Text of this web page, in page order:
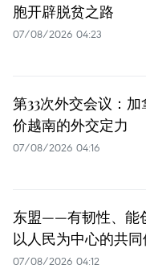
胞开辟脱贫之路
07/08/2026 04:23
第33次外交会议：
价越南的外交定力
07/08/2026 04:16
东盟——有韧性、能
以人民为中心的共
07/08/2026 04:12